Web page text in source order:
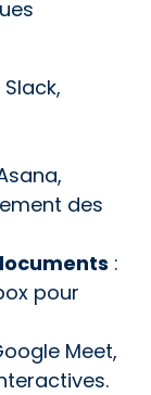
Slack,
des
:
pour
Meet,